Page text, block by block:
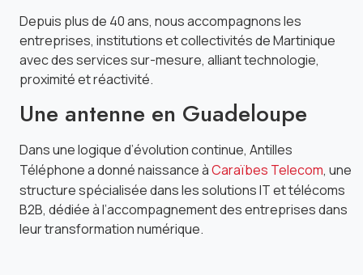
Depuis plus de 40 ans, nous accompagnons les
entreprises, institutions et collectivités de Martinique
avec des services sur-mesure, alliant technologie,
proximité et réactivité.
Une antenne en Guadeloupe
Dans une logique d’évolution continue, Antilles
Téléphone a donné naissance àCaraïbes Telecom, une
structure spécialisée dans les solutions IT et télécoms
B2B, dédiée à l’accompagnement des entreprises dans
leur transformation numérique.